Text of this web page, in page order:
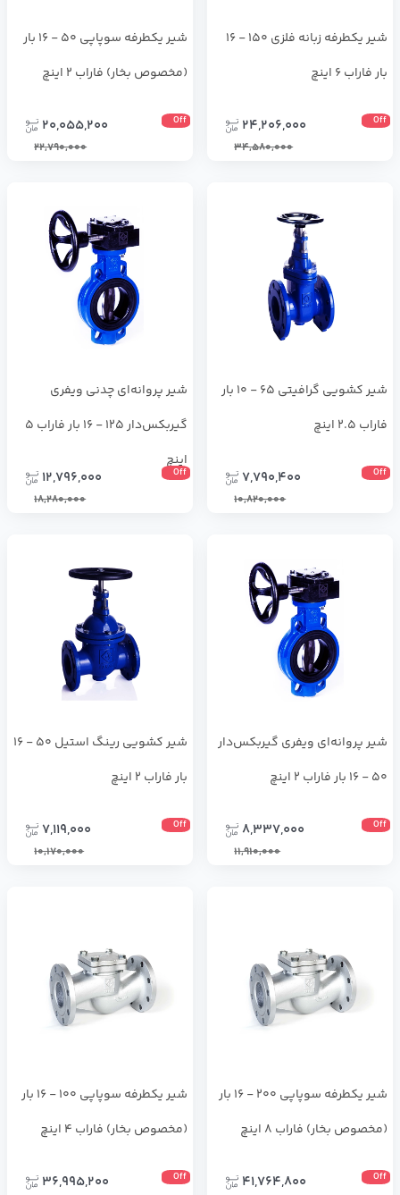
شیر یکطرفه زبانه فلزی 150 - 16
بار فاراب 6 اینچ
Off
24,206,000
34,580,000
شیر یکطرفه سوپاپی 50 - 16 بار
(مخصوص بخار) فاراب 2 اینچ
Off
20,055,200
22,790,000
شیر کشویی گرافیتی 65 - 10 بار
فاراب 2.5 اینچ
Off
7,790,400
10,820,000
شیر پروانه‌ای چدنی ویفری
گیربکس‌دار 125 - 16 بار فاراب 5
اینچ
Off
12,796,000
18,280,000
شیر پروانه‌ای ویفری گیربکس‌دار
50 - 16 بار فاراب 2 اینچ
Off
8,337,000
11,910,000
شیر کشویی رینگ استیل 50 - 16
بار فاراب 2 اینچ
Off
7,119,000
10,170,000
شیر یکطرفه سوپاپی 200 - 16 بار
(مخصوص بخار) فاراب 8 اینچ
Off
41,764,800
شیر یکطرفه سوپاپی 100 - 16 بار
(مخصوص بخار) فاراب 4 اینچ
Off
36,995,200